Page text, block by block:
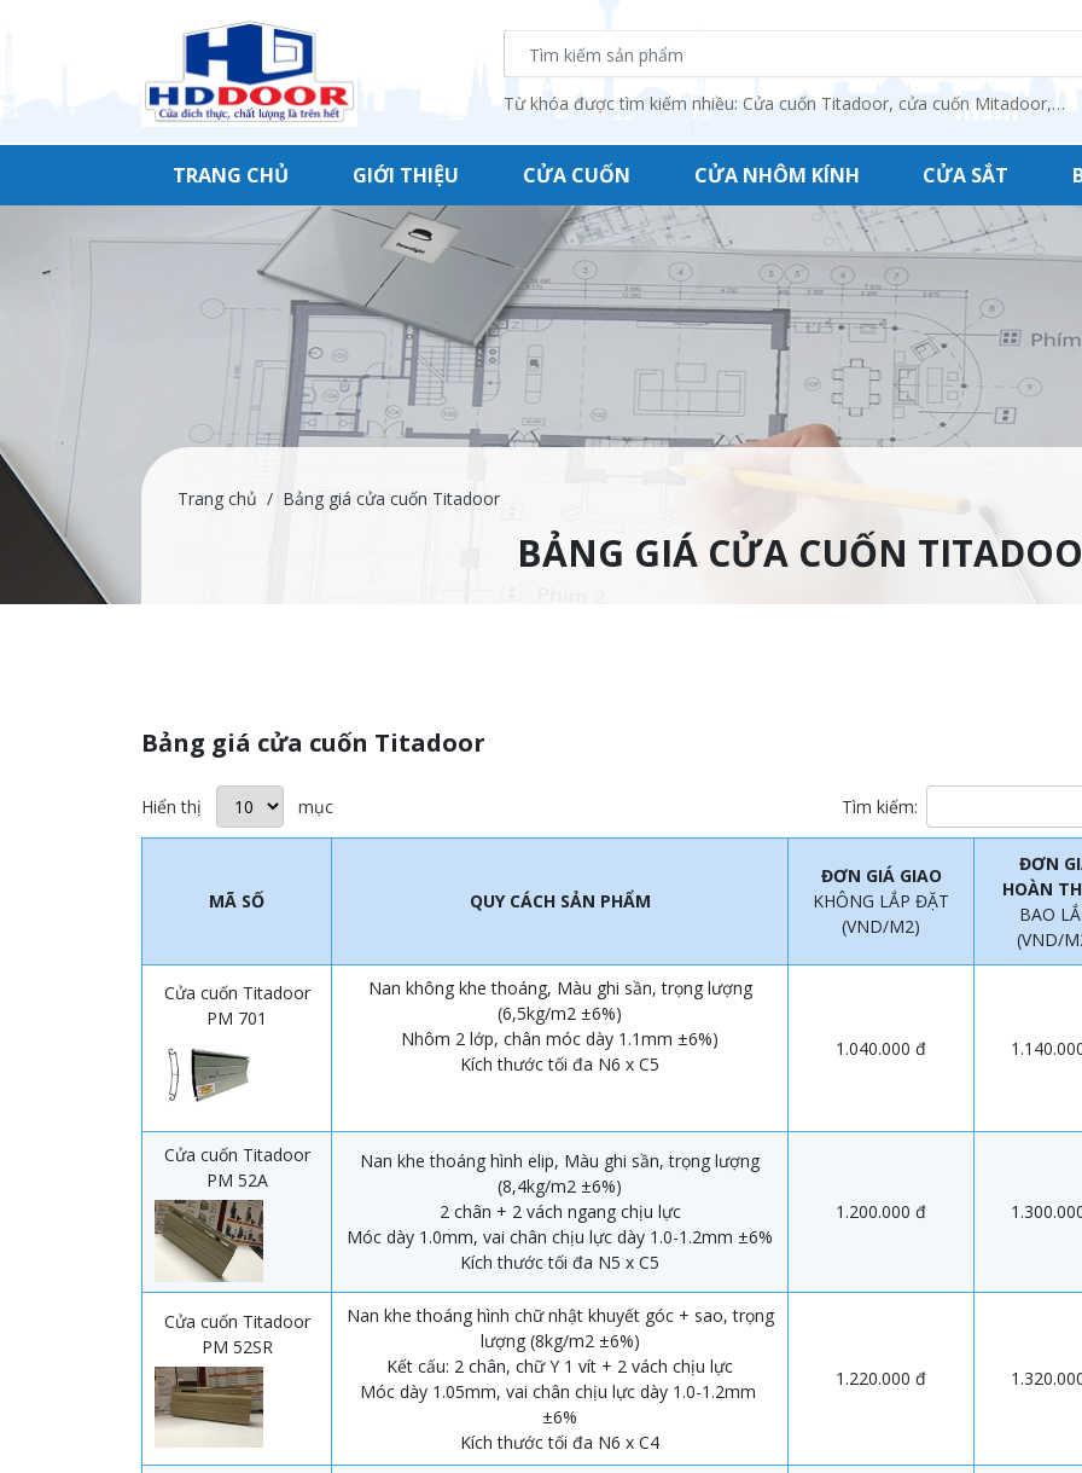
Từ khóa được tìm kiếm nhiều: Cửa cuốn Titadoor, cửa cuốn Mitadoor,…
TRANG CHỦ GIỚI THIỆU CỬA CUỐN CỬA NHÔM KÍNH CỬA SẮT
Trang chủ Bảng giá cửa cuốn Titadoor
BẢNG GIÁ CỬA CUỐN
Bảng giá cửa cuốn Titadoor
Hiển thị mục Tìm kiếm:
MÃ SỐ QUY CÁCH SẢN PHẨM
ĐƠN GIÁ GIAO
KHÔNG LẮP ĐẶT
(VND/M2)
ĐƠN
HOÀN
BAO
(VND/
Cửa cuốn Titadoor
PM 701
Nan không khe thoáng, Màu ghi sần, trọng lượng
(6,5kg/m2 ±6%)
Nhôm 2 lớp, chân móc dày 1.1mm ±6%)
Kích thước tối đa N6 x C5
1.040.000 đ
Cửa cuốn Titadoor
PM 52A
Nan khe thoáng hình elip, Màu ghi sần, trọng lượng
(8,4kg/m2 ±6%)
2 chân + 2 vách ngang chịu lực
Móc dày 1.0mm, vai chân chịu lực dày 1.0-1.2mm ±6%
Kích thước tối đa N5 x C5
1.200.000 đ
Cửa cuốn Titadoor
PM 52SR
Nan khe thoáng hình chữ nhật khuyết góc + sao, trọng
lượng (8kg/m2 ±6%)
Kết cấu: 2 chân, chữ Y 1 vít + 2 vách chịu lực
Móc dày 1.05mm, vai chân chịu lực dày 1.0-1.2mm
±6%
Kích thước tối đa N6 x C4
1.220.000 đ